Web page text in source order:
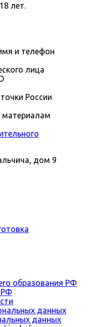
лет.
и телефон
лица
России
дом 9
образования РФ
РФ
данных
данных